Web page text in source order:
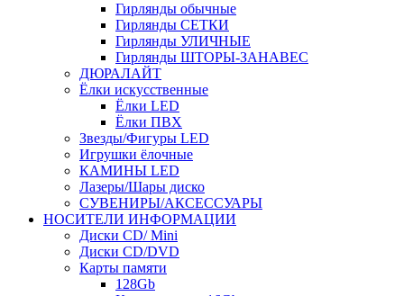
Гирлянды обычные
Гирлянды СЕТКИ
Гирлянды УЛИЧНЫЕ
Гирлянды ШТОРЫ-ЗАНАВЕС
ДЮРАЛАЙТ
Ёлки искусственные
Ёлки LED
Ёлки ПВХ
Звезды/Фигуры LED
Игрушки ёлочные
КАМИНЫ LED
Лазеры/Шары диско
СУВЕНИРЫ/АКСЕССУАРЫ
НОСИТЕЛИ ИНФОРМАЦИИ
Диски CD/ Mini
Диски CD/DVD
Карты памяти
128Gb